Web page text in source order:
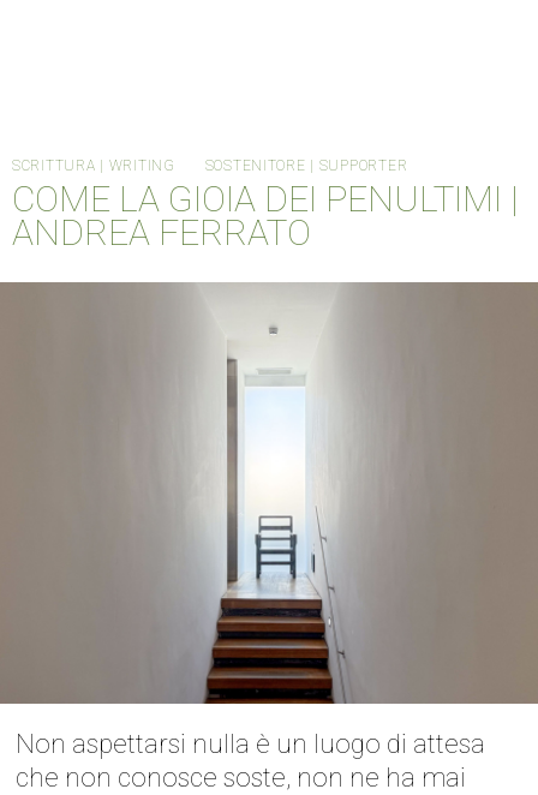
HOME
ORDINARY DAYS
SCRITTURA | WRITING SOSTENITORE | SUPPORTER
COME LA GIOIA DEI PENULTIMI |
ANDREA FERRATO
Non aspettarsi nulla è un luogo di attesa
che non conosce soste, non ne ha mai